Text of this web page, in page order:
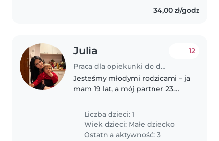
34,00 zł/godz
Julia
Praca dla opiekunki do dziecka w Opole
12
Jesteśmy młodymi rodzicami – ja
mam 19 lat, a mój partner 23.
córeczkę, która jest bardzo
energiczna i ciekawa świata. Ma
silny charakter i lubi stawiać na
Liczba dzieci: 1
Wiek dzieci: Małe dziecko
Ostatnia aktywność: 3